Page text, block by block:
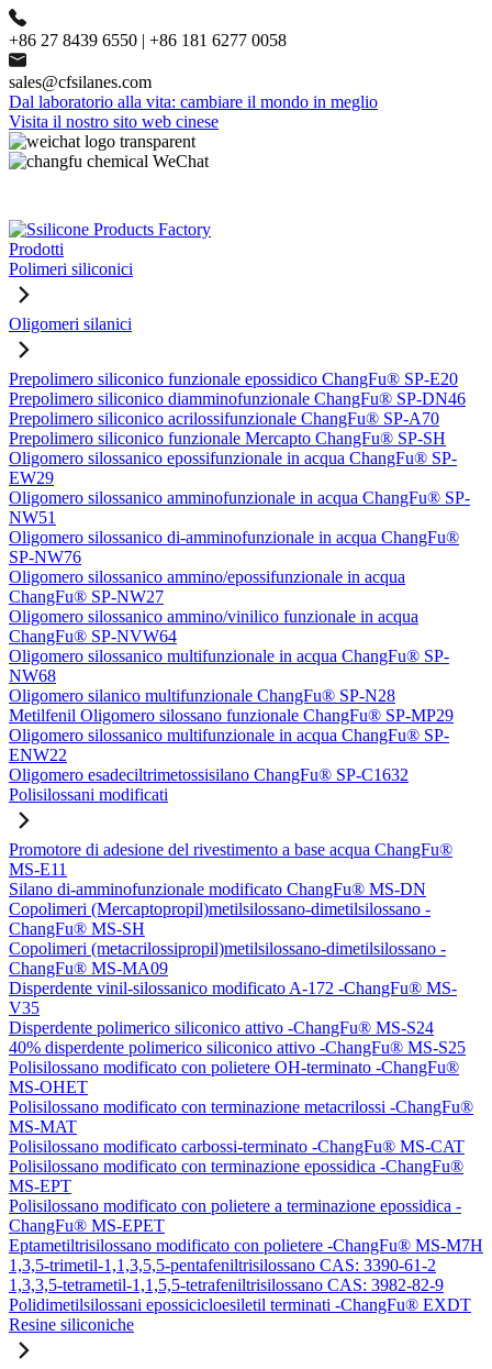
+86 27 8439 6550 | +86 181 6277 0058
sales@cfsilanes.com
Dal laboratorio alla vita: cambiare il mondo in meglio
Visita il nostro sito web cinese
Prodotti
Polimeri siliconici
Oligomeri silanici
Prepolimero siliconico funzionale epossidico ChangFu® SP-E20
Prepolimero siliconico diamminofunzionale ChangFu® SP-DN46
Prepolimero siliconico acrilossifunzionale ChangFu® SP-A70
Prepolimero siliconico funzionale Mercapto ChangFu® SP-SH
Oligomero silossanico epossifunzionale in acqua ChangFu® SP-
EW29
Oligomero silossanico amminofunzionale in acqua ChangFu® SP-
NW51
Oligomero silossanico di-amminofunzionale in acqua ChangFu®
SP-NW76
Oligomero silossanico ammino/epossifunzionale in acqua
ChangFu® SP-NW27
Oligomero silossanico ammino/vinilico funzionale in acqua
ChangFu® SP-NVW64
Oligomero silossanico multifunzionale in acqua ChangFu® SP-
NW68
Oligomero silanico multifunzionale ChangFu® SP-N28
Metilfenil Oligomero silossano funzionale ChangFu® SP-MP29
Oligomero silossanico multifunzionale in acqua ChangFu® SP-
ENW22
Oligomero esadeciltrimetossisilano ChangFu® SP-C1632
Polisilossani modificati
Promotore di adesione del rivestimento a base acqua ChangFu®
MS-E11
Silano di-amminofunzionale modificato ChangFu® MS-DN
Copolimeri (Mercaptopropil)metilsilossano-dimetilsilossano -
ChangFu® MS-SH
Copolimeri (metacrilossipropil)metilsilossano-dimetilsilossano -
ChangFu® MS-MA09
Disperdente vinil-silossanico modificato A-172 -ChangFu® MS-
V35
Disperdente polimerico siliconico attivo -ChangFu® MS-S24
40% disperdente polimerico siliconico attivo -ChangFu® MS-S25
Polisilossano modificato con polietere OH-terminato -ChangFu®
MS-OHET
Polisilossano modificato con terminazione metacrilossi -ChangFu®
MS-MAT
Polisilossano modificato carbossi-terminato -ChangFu® MS-CAT
Polisilossano modificato con terminazione epossidica -ChangFu®
MS-EPT
Polisilossano modificato con polietere a terminazione epossidica -
ChangFu® MS-EPET
Eptametiltrisilossano modificato con polietere -ChangFu® MS-M7H
1,3,5-trimetil-1,1,3,5,5-pentafeniltrisilossano CAS: 3390-61-2
1,3,3,5-tetrametil-1,1,5,5-tetrafeniltrisilossano CAS: 3982-82-9
Polidimetilsilossani epossicicloesiletil terminati -ChangFu® EXDT
Resine siliconiche